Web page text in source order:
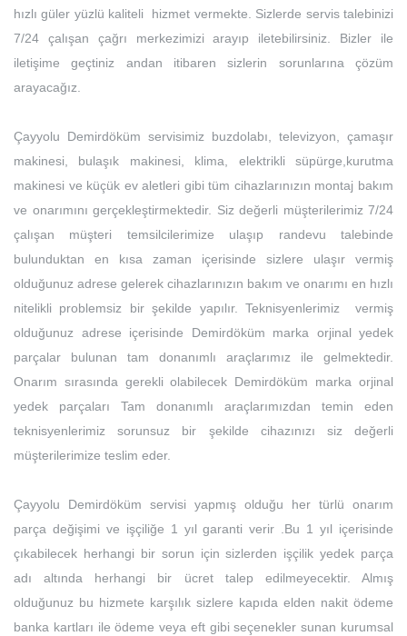
hızlı güler yüzlü kaliteli hizmet vermekte. Sizlerde servis talebinizi
7/24 çalışan çağrı merkezimizi arayıp iletebilirsiniz. Bizler ile
iletişime geçtiniz andan itibaren sizlerin sorunlarına çözüm
arayacağız.
Çayyolu Demirdöküm servisimiz buzdolabı, televizyon, çamaşır
makinesi, bulaşık makinesi, klima, elektrikli süpürge,kurutma
makinesi ve küçük ev aletleri gibi tüm cihazlarınızın montaj bakım
ve onarımını gerçekleştirmektedir. Siz değerli müşterilerimiz 7/24
çalışan müşteri temsilcilerimize ulaşıp randevu talebinde
bulunduktan en kısa zaman içerisinde sizlere ulaşır vermiş
olduğunuz adrese gelerek cihazlarınızın bakım ve onarımı en hızlı
nitelikli problemsiz bir şekilde yapılır. Teknisyenlerimiz vermiş
olduğunuz adrese içerisinde Demirdöküm marka orjinal yedek
parçalar bulunan tam donanımlı araçlarımız ile gelmektedir.
Onarım sırasında gerekli olabilecek Demirdöküm marka orjinal
yedek parçaları Tam donanımlı araçlarımızdan temin eden
teknisyenlerimiz sorunsuz bir şekilde cihazınızı siz değerli
müşterilerimize teslim eder.
Çayyolu Demirdöküm servisi yapmış olduğu her türlü onarım
parça değişimi ve işçiliğe 1 yıl garanti verir .Bu 1 yıl içerisinde
çıkabilecek herhangi bir sorun için sizlerden işçilik yedek parça
adı altında herhangi bir ücret talep edilmeyecektir. Almış
olduğunuz bu hizmete karşılık sizlere kapıda elden nakit ödeme
banka kartları ile ödeme veya eft gibi seçenekler sunan kurumsal